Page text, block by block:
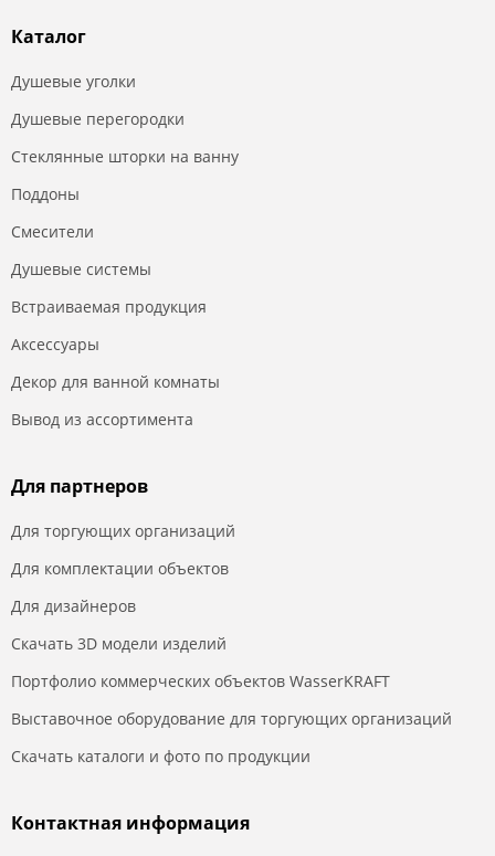
Каталог
Душевые уголки
Душевые перегородки
Стеклянные шторки на ванну
Поддоны
Смесители
Душевые системы
Встраиваемая продукция
Аксессуары
Декор для ванной комнаты
Вывод из ассортимента
Для партнеров
Для торгующих организаций
Для комплектации объектов
Для дизайнеров
Скачать 3D модели изделий
Портфолио коммерческих объектов WasserKRAFT
Выставочное оборудование для торгующих организаций
Скачать каталоги и фото по продукции
Контактная информация